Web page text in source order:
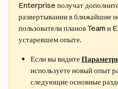
Enterprise получат
развертывании в ближайшие
пользователи планов Team и
устаревшем опыте.
Если вы видите
используете новый опыт
следующие основные